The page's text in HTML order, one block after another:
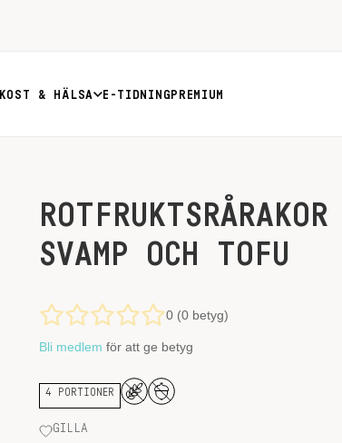
KOST & HÄLSA E-TIDNING PREMIUM
SVAMP OCH TOFU
0 (0 betyg)
Bli medlem för att ge betyg
4 PORTIONER
GILLA